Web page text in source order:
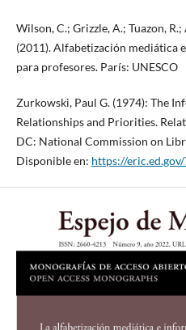
Wilson, C.; Grizzle, A.; Tuazon,
(2011). Alfabetización mediática
para profesores. París: UNESCO
Zurkowski, Paul G. (1974): The
Relationships and Priorities.
DC: National Commission on
Disponible en: https://